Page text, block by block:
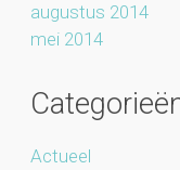
augustus 2014
mei 2014
Actueel